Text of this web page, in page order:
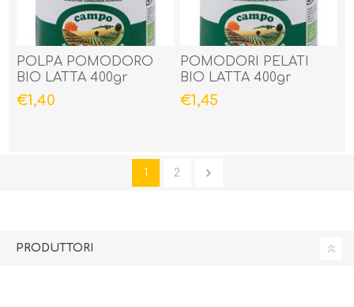
POLPA POMODORO
BIO LATTA 400gr
€1,40
POMODORI PELATI
BIO LATTA 400gr
€1,45
1 2
PRODUTTORI